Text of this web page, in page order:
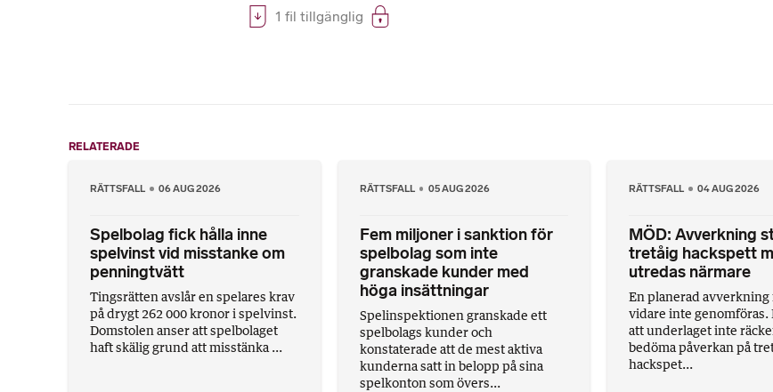
1 fil tillgänglig
RELATERADE
RÄTTSFALL 06 AUG 2026
Spelbolag fick hålla inne
spelvinst vid misstanke om
penningtvätt
Tingsrätten avslår en spelares krav
på drygt 262 000 kronor i spelvinst.
Domstolen anser att spelbolaget
haft skälig grund att misstänka ...
RÄTTSFALL 05 AUG 2026
Fem miljoner i sanktion för
spelbolag som inte
granskade kunder med
höga insättningar
Spelinspektionen granskade ett
spelbolags kunder och
konstaterade att de mest aktiva
kunderna satt in belopp på sina
spelkonton som övers...
RÄTTSFALL 04 AUG 2026
MÖD: Avverkning
tretåig hackspett
utredas närmare
En planerad avverkning
vidare inte genomföras.
att underlaget inte
bedöma påverkan på
hackspet...